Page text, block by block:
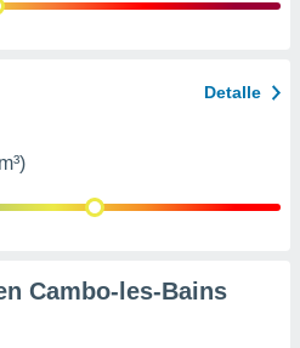
Detalle
Cambo-les-Bains